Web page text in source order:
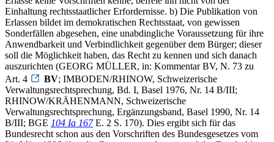
Einhaltung rechtsstaatlicher Erfordernisse. b) Die Publikation von
Erlassen bildet im demokratischen Rechtsstaat, von gewissen
Sonderfällen abgesehen, eine unabdingliche Voraussetzung für ihre
Anwendbarkeit und Verbindlichkeit gegenüber dem Bürger; dieser
soll die Möglichkeit haben, das Recht zu kennen und sich danach
auszurichten (GEORG MÜLLER, in: Kommentar BV, N. 73 zu
Art. 4
BV; IMBODEN/RHINOW, Schweizerische
Verwaltungsrechtsprechung, Bd. I, Basel 1976, Nr. 14 B/III;
RHINOW/KRÄHENMANN, Schweizerische
Verwaltungsrechtsprechung, Ergänzungsband, Basel 1990, Nr. 14
B/III; BGE 104 Ia 167E. 2 S. 170). Dies ergibt sich für das
Bundesrecht schon aus den Vorschriften des Bundesgesetzes vom